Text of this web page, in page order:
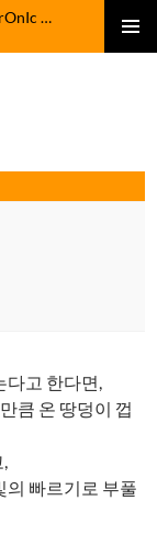
ⓒ금누리번개날터.昆奴力電慈空場.gumnuri's ElEctrOnIc fActOrY
다고 한다면,
큼 온 땅덩이 껍
의 빠르기로 부풀